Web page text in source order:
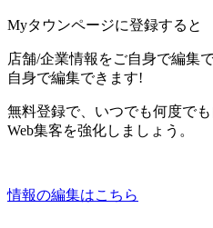
Myタウンページに登録すると
店舗/企業情報をご自身で編集
自身で編集できます!
無料登録で、いつでも何度で
Web集客を強化しましょう。
情報の編集はこちら